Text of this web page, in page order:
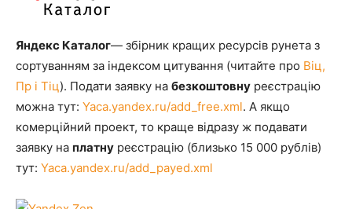
Яндекс Каталог— збірник кращих ресурсів рунета з
сортуванням за індексом цитування (читайте про Віц,
Пр і Тіц). Подати заявку на безкоштовну реєстрацію
можна тут: Yaca.yandex.ru/add_free.xml. А якщо
комерційний проект, то краще відразу ж подавати
заявку на платну реєстрацію (близько 15 000 рублів)
тут: Yaca.yandex.ru/add_payed.xml